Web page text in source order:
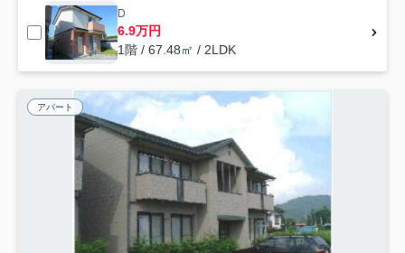
D
6.9万円
1階 / 67.48㎡ / 2LDK
アパート